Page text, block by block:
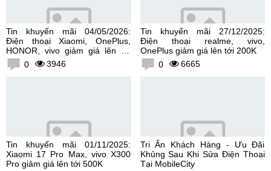
Tin khuyến mãi 04/05/2026:
Điện thoại Xiaomi, OnePlus,
HONOR, vivo giảm giá lên tới
300K0 3946
Tin khuyến mãi 27/12/2025:
Điện thoại realme, vivo,
OnePlus giảm giá lên tới 200K
0
6665
Tin khuyến mãi 01/11/2025:
Xiaomi 17 Pro Max, vivo X300
Pro giảm giá lên tới 500K
Tri Ân Khách Hàng - Ưu Đãi
Khủng Sau Khi Sửa Điện Thoại
Tại MobileCity